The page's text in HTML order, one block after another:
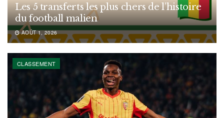
Les 5 transferts les plus chers de l’histoire
du football malien
AOÛT 1, 2026
CLASSEMENT